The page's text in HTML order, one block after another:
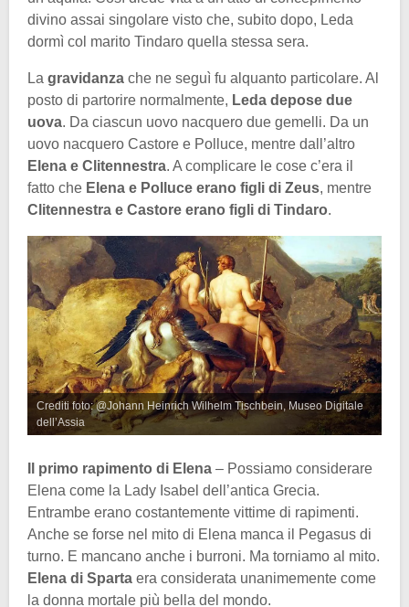
divino assai singolare visto che, subito dopo, Leda
dormì col marito Tindaro quella stessa sera.
La gravidanza che ne seguì fu alquanto particolare. Al
posto di partorire normalmente, Leda depose due
uova. Da ciascun uovo nacquero due gemelli. Da un
uovo nacquero Castore e Polluce, mentre dall’altro
Elena e Clitennestra. A complicare le cose c’era il
fatto che Elena e Polluce erano figli di Zeus, mentre
Clitennestra e Castore erano figli di Tindaro.
Crediti foto: @Johann Heinrich Wilhelm Tischbein, Museo Digitale
dell’Assia
Il primo rapimento di Elena – Possiamo considerare
Elena come la Lady Isabel dell’antica Grecia.
Entrambe erano costantemente vittime di rapimenti.
Anche se forse nel mito di Elena manca il Pegasus di
turno. E mancano anche i burroni. Ma torniamo al mito.
Elena di Sparta era considerata unanimemente come
la donna mortale più bella del mondo.